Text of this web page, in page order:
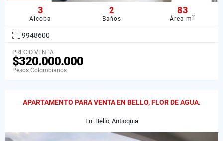
3
Alcoba
2
Baños
83
Área m2
9948600
PRECIO VENTA
$320.000.000
Pesos Colombianos
APARTAMENTO PARA VENTA EN BELLO, FLOR DE AGUA.
En: Bello, Antioquia